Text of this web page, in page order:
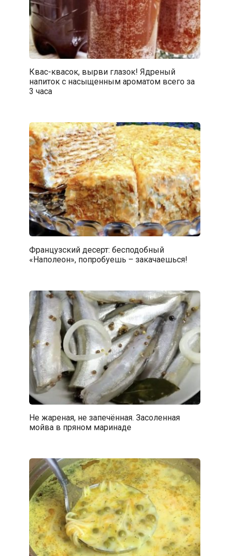
Квас-квасок, вырви глазок! Ядреный
напиток с насыщенным ароматом всего за
3 часа
Французский десерт: бесподобный
«Наполеон», попробуешь – закачаешься!
Не жареная, не запечённая. Засоленная
мойва в пряном маринаде